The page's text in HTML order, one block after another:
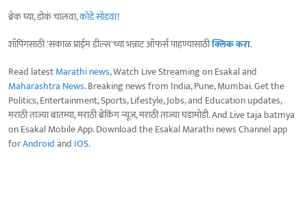
ब्रेक घ्या, डोकं चालवा,कोडे सोडवा!
शॉपिंगसाठी 'सकाळ प्राईम डील्स'च्या भन्नाट ऑफर्स पाहण्यासाठीक्लिक करा.
Read latestMarathi news, Watch Live Streaming on Esakal and
Maharashtra News. Breaking news from India, Pune, Mumbai. Get the
Politics, Entertainment, Sports, Lifestyle, Jobs, and Education updates,
मराठी ताज्या बातम्या, मराठी ब्रेकिंग न्यूज, मराठी ताज्या घडामोडी. And Live taja batmya
on Esakal Mobile App. Download the Esakal Marathi news Channel app
forAndroidand IOS.